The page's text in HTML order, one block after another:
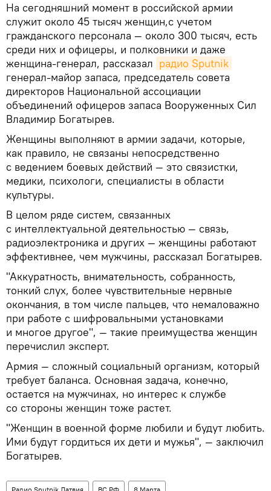
На сегодняшний момент в российской армии
служит около 45 тысяч женщин,с учетом
гражданского персонала — около 300 тысяч, есть
среди них и офицеры, и полковники и даже
женщина-генерал, рассказал радио Sputnik
генерал-майор запаса, председатель совета
директоров Национальной ассоциации
объединений офицеров запаса Вооруженных Сил
Владимир Богатырев.
Женщины выполняют в армии задачи, которые,
как правило, не связаны непосредственно
с ведением боевых действий — это связистки,
медики, психологи, специалисты в области
культуры.
В целом ряде систем, связанных
с интеллектуальной деятельностью — связь,
радиоэлектроника и других — женщины работают
эффективнее, чем мужчины, рассказал Богатырев.
"Аккуратность, внимательность, собранность,
тонкий слух, более чувствительные нервные
окончания, в том числе пальцев, что немаловажно
при работе с шифровальными установками
и многое другое", — такие преимущества женщин
перечислил эксперт.
Армия — сложный социальный организм, который
требует баланса. Основная задача, конечно,
остается на мужчинах, но интерес к службе
со стороны женщин тоже растет.
"Женщин в военной форме любили и будут любить.
Ими будут гордиться их дети и мужья", — заключил
Богатырев.